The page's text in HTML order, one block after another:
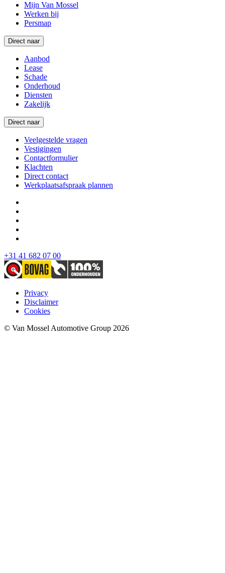
Mijn Van Mossel
Werken bij
Persmap
Direct naar
Aanbod
Lease
Schade
Onderhoud
Diensten
Zakelijk
Direct naar
Veelgestelde vragen
Vestigingen
Contactformulier
Klachten
Direct contact
Werkplaatsafspraak plannen
+31 41 682 07 00
Privacy
Disclaimer
Cookies
© Van Mossel Automotive Group 2026